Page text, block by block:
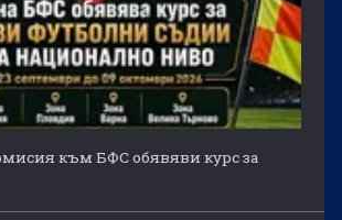
към БФС обявяви курс за